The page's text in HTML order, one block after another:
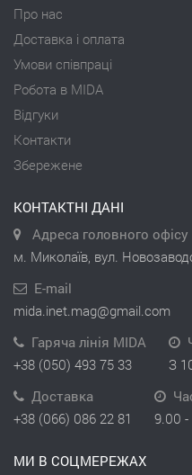
Про нас
Доставка і оплата
Умови співпраці
Робота в MIDA
Відгуки
Контакти
Збережене
КОНТАКТНІ ДАНІ
Адреса головного офісу
м. Миколаїв, вул.
E-mail
mida.inet.mag@gmail.com
Гаряча лінія MIDA
+38 (050) 493 75 33
З
Доставка
+38 (066) 086 22 81
9.00
МИ В СОЦМЕРЕЖАХ